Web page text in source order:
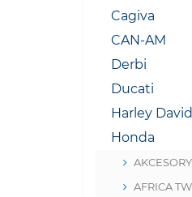
Cagiva
CAN-AM
Derbi
Ducati
Harley
Honda
AFRICA